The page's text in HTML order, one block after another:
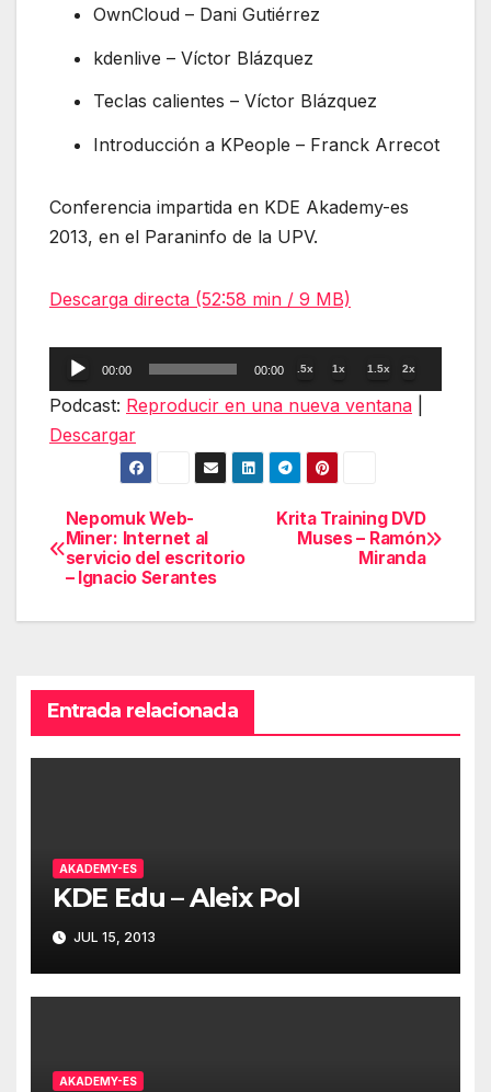
OwnCloud – Dani Gutiérrez
kdenlive – Víctor Blázquez
Teclas calientes – Víctor Blázquez
Introducción a KPeople – Franck Arrecot
Conferencia impartida en KDE Akademy-es
2013, en el Paraninfo de la UPV.
Descarga directa (52:58 min / 9 MB)
Reproductor
de
00:00 00:00 .5x 1x 1.5x 2x
Podcast: Reproducir en una nueva ventana
Descargar
Navegación
de
entradas
Krita Training DVD
Muses – Ramón
Miranda
Nepomuk Web-
Miner: Internet al
servicio del escritorio
– Ignacio Serantes
Entrada relacionada
AKADEMY-ES
KDE Edu – Aleix Pol
JUL 15, 2013
AKADEMY-ES